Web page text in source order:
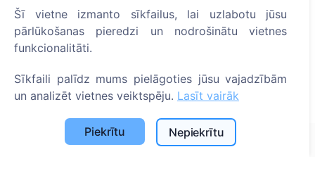
Strādājam visā Latvijā!
Administratoriem
© 2013 - 2026 Cemety Visas tiesības aizsargātas
Privātuma politika un noteikumi.
Šī vietne izmanto sīkfailus, lai uzlabotu jūsu
pārlūkošanas pieredzi un nodrošinātu vietnes
funkcionalitāti.
Sīkfaili palīdz mums pielāgoties jūsu vajadzībām
un analizēt vietnes veiktspēju. Lasīt vairāk
Piekrītu Nepiekrītu